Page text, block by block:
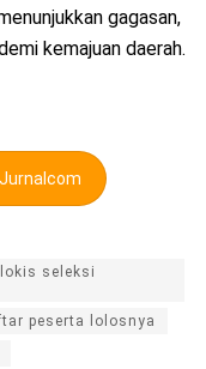
gagasan,
kemajuan daerah.
seleksi
peserta lolosnya